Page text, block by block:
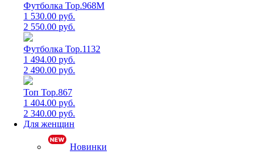
Футболка Top.968M
1 530.00 руб.
2 550.00 руб.
Футболка Top.1132
1 494.00 руб.
2 490.00 руб.
Топ Top.867
1 404.00 руб.
2 340.00 руб.
Для женщин
Новинки